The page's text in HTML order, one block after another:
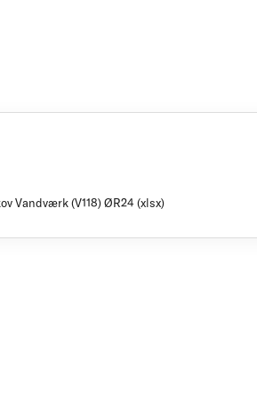
Vandværk (V118) ØR24 (xlsx)